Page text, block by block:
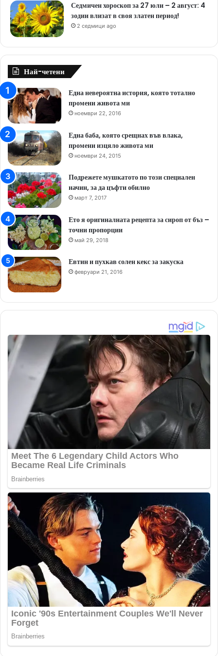
Седмичен хороскоп за 27 юли – 2 август: 4
зодии влизат в своя златен период!
2 седмици ago
Най-четени
Една невероятна история, която тотално
промени живота ми
ноември 22, 2016
Една баба, която срещнах във влака,
промени изцяло живота ми
ноември 24, 2015
Подрежете мушкатото по този специален
начин, за да цъфти обилно
март 7, 2017
Ето я оригиналната рецепта за сироп от бъз –
точни пропорции
май 29, 2018
Евтин и пухкав солен кекс за закуска
февруари 21, 2016